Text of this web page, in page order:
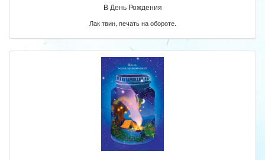
В День Рождения
Лак твин, печать на обороте.